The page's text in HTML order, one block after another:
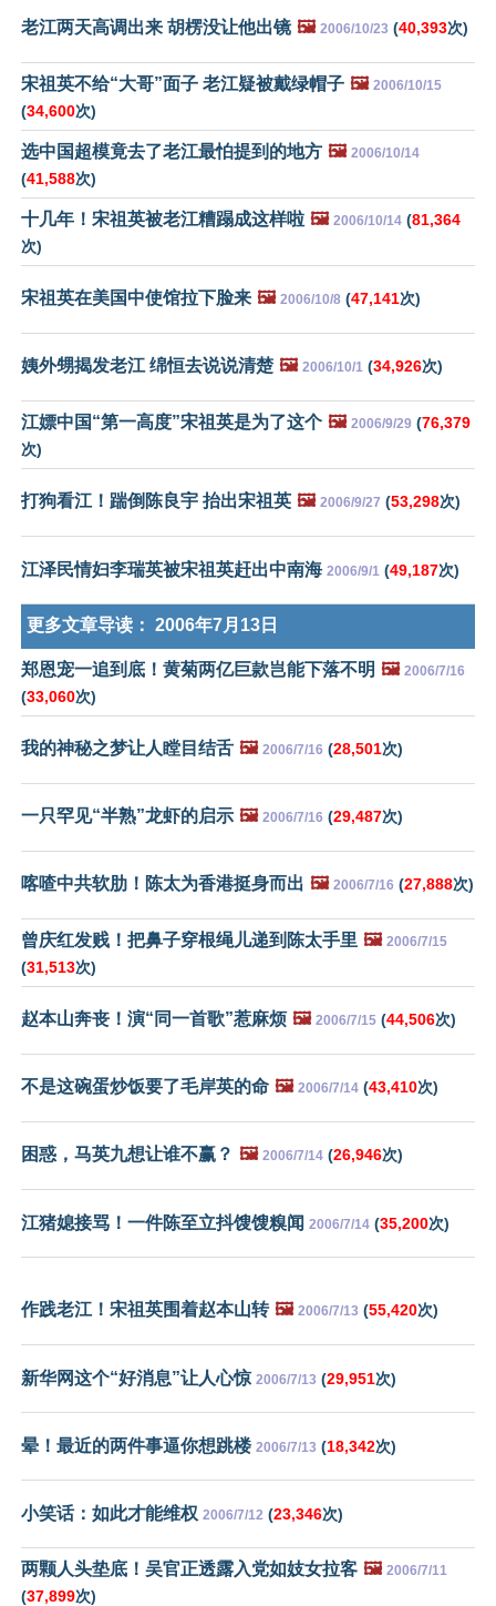
老江两天高调出来 胡楞没让他出镜 🖼️ 2006/10/23 (40,393次)
宋祖英不给“大哥”面子 老江疑被戴绿帽子 🖼️ 2006/10/15
(34,600次)
选中国超模竟去了老江最怕提到的地方 🖼️ 2006/10/14
(41,588次)
十几年！宋祖英被老江糟蹋成这样啦 🖼️ 2006/10/14 (81,364
次)
宋祖英在美国中使馆拉下脸来 🖼️ 2006/10/8 (47,141次)
姨外甥揭发老江 绵恒去说说清楚 🖼️ 2006/10/1 (34,926次)
江嫖中国“第一高度”宋祖英是为了这个 🖼️ 2006/9/29 (76,379
次)
打狗看江！踹倒陈良宇 抬出宋祖英 🖼️ 2006/9/27 (53,298次)
江泽民情妇李瑞英被宋祖英赶出中南海 2006/9/1 (49,187次)
更多文章导读： 2006年7月13日
郑恩宠一追到底！黄菊两亿巨款岂能下落不明 🖼️ 2006/7/16
(33,060次)
我的神秘之梦让人瞠目结舌 🖼️ 2006/7/16 (28,501次)
一只罕见“半熟”龙虾的启示 🖼️ 2006/7/16 (29,487次)
喀喳中共软肋！陈太为香港挺身而出 🖼️ 2006/7/16 (27,888次)
曾庆红发贱！把鼻子穿根绳儿递到陈太手里 🖼️ 2006/7/15
(31,513次)
赵本山奔丧！演“同一首歌”惹麻烦 🖼️ 2006/7/15 (44,506次)
不是这碗蛋炒饭要了毛岸英的命 🖼️ 2006/7/14 (43,410次)
困惑，马英九想让谁不赢？ 🖼️ 2006/7/14 (26,946次)
江猪媳接骂！一件陈至立抖馊馊糗闻 2006/7/14 (35,200次)
作践老江！宋祖英围着赵本山转 🖼️ 2006/7/13 (55,420次)
新华网这个“好消息”让人心惊 2006/7/13 (29,951次)
晕！最近的两件事逼你想跳楼 2006/7/13 (18,342次)
小笑话：如此才能维权 2006/7/12 (23,346次)
两颗人头垫底！吴官正透露入党如妓女拉客 🖼️ 2006/7/11
(37,899次)